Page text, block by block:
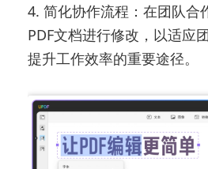
4. 简化协作流程：在团队合
PDF文档进行修改，以适应
提升工作效率的重要途径。